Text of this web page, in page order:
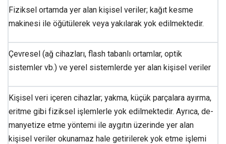
Fiziksel ortamda yer alan kişisel veriler; kağıt kesme
makinesi ile öğütülerek veya yakılarak yok edilmektedir.
Çevresel (ağ cihazları, flash tabanlı ortamlar, optik
sistemler vb.) ve yerel sistemlerde yer alan kişisel veriler
Kişisel veri içeren cihazlar; yakma, küçük parçalara ayırma,
eritme gibi fiziksel işlemlerle yok edilmektedir. Ayrıca, de-
manyetize etme yöntemi ile aygıtın üzerinde yer alan
kişisel veriler okunamaz hale getirilerek yok etme işlemi